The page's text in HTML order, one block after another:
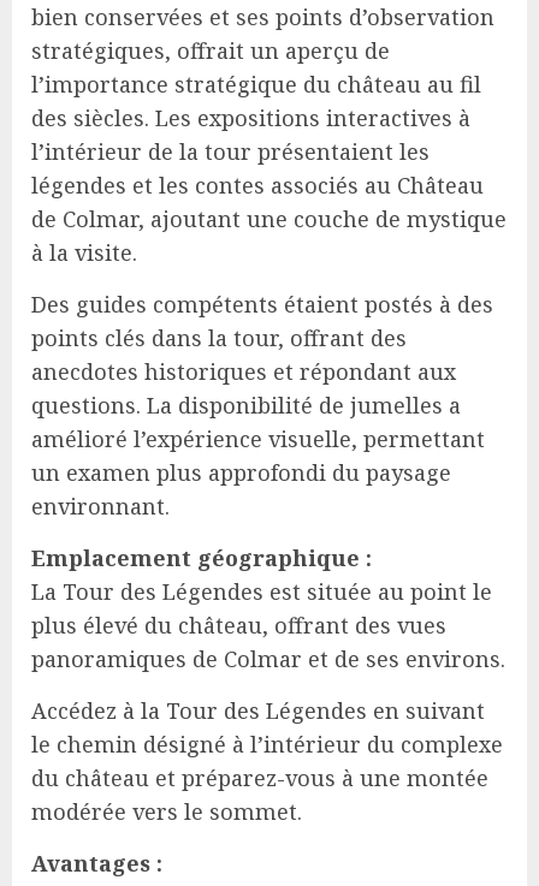
bien conservées et ses points d’observation
stratégiques, offrait un aperçu de
l’importance stratégique du château au fil
des siècles. Les expositions interactives à
l’intérieur de la tour présentaient les
légendes et les contes associés au Château
de Colmar, ajoutant une couche de mystique
à la visite.
Des guides compétents étaient postés à des
points clés dans la tour, offrant des
anecdotes historiques et répondant aux
questions. La disponibilité de jumelles a
amélioré l’expérience visuelle, permettant
un examen plus approfondi du paysage
environnant.
Emplacement géographique :
La Tour des Légendes est située au point le
plus élevé du château, offrant des vues
panoramiques de Colmar et de ses environs.
Accédez à la Tour des Légendes en suivant
le chemin désigné à l’intérieur du complexe
du château et préparez-vous à une montée
modérée vers le sommet.
Avantages :